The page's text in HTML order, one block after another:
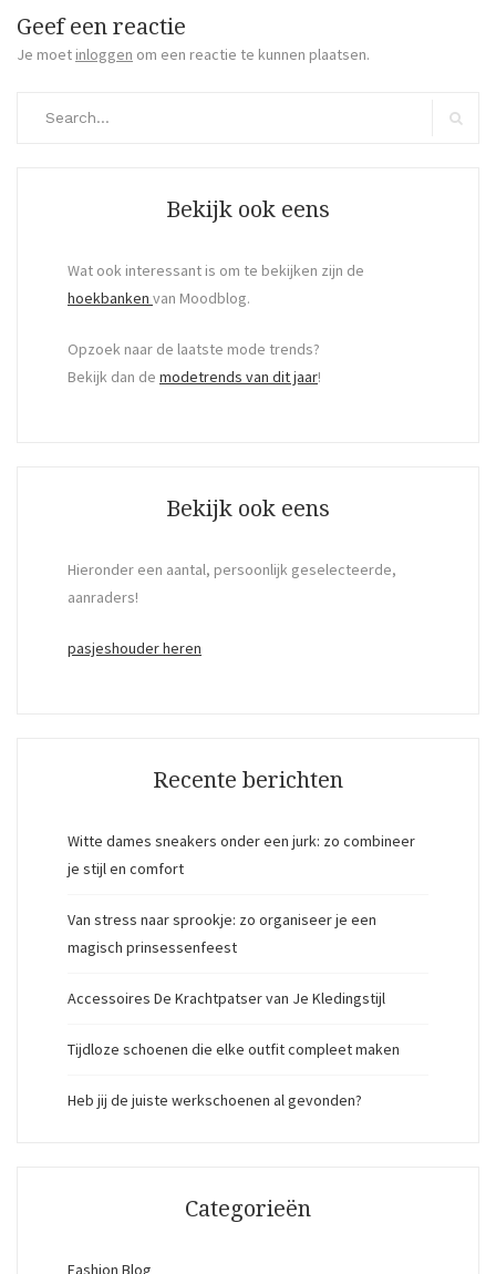
Geef een reactie
Je moet inloggen om een reactie te kunnen plaatsen.
Bekijk ook eens
Wat ook interessant is om te bekijken zijn de
hoekbanken van Moodblog.
Opzoek naar de laatste mode trends?
Bekijk dan de modetrends van dit jaar!
Bekijk ook eens
Hieronder een aantal, persoonlijk geselecteerde,
aanraders!
pasjeshouder heren
Recente berichten
Witte dames sneakers onder een jurk: zo combineer
je stijl en comfort
Van stress naar sprookje: zo organiseer je een
magisch prinsessenfeest
Accessoires De Krachtpatser van Je Kledingstijl
Tijdloze schoenen die elke outfit compleet maken
Heb jij de juiste werkschoenen al gevonden?
Categorieën
Fashion Blog